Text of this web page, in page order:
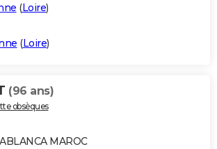
(Loire)
(Loire)
(96 ans)
obsèques
MAROC